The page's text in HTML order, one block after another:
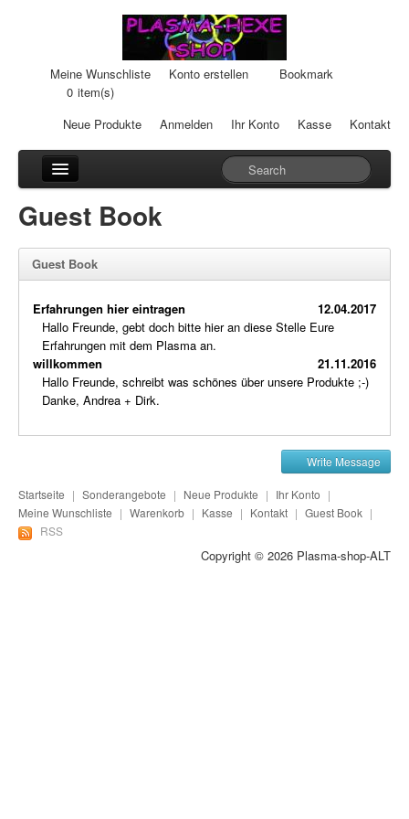
Meine Wunschliste Konto erstellen
Bookmark
0 item(s)
Neue Produkte
Anmelden Ihr Konto Kasse Kontakt
Cream-Dosen
Duftsteine
Heilpads
Heilstifte
Seife
Stromeinheiten
Guest Book
Guest Book
12.04.2017
Erfahrungen hier eintragen
Hallo Freunde, gebt doch bitte hier an diese Stelle Eure
Erfahrungen mit dem Plasma an.
21.11.2016
willkommen
Hallo Freunde, schreibt was schönes über unsere Produkte ;-)
Danke, Andrea + Dirk.
Write Message
Startseite | Sonderangebote | Neue Produkte | Ihr Konto |
Meine Wunschliste | Warenkorb | Kasse | Kontakt | Guest Book |
RSS
Copyright © 2026 Plasma-shop-ALT